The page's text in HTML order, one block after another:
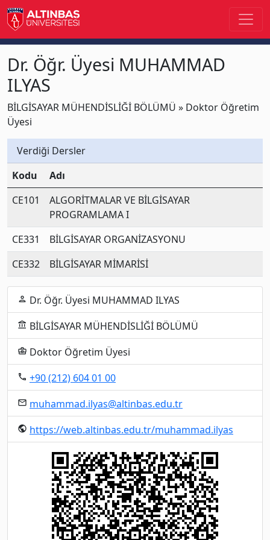
Dr. Öğr. Üyesi MUHAMMAD
ILYAS
BİLGİSAYAR MÜHENDİSLİĞİ BÖLÜMÜ » Doktor Öğretim
Üyesi
Verdiği Dersler
Kodu
Adı
CE101
ALGORİTMALAR VE BİLGİSAYAR
PROGRAMLAMA I
CE331
BİLGİSAYAR ORGANİZASYONU
CE332
BİLGİSAYAR MİMARİSİ
person Dr. Öğr. Üyesi MUHAMMAD ILYAS
account_balance BİLGİSAYAR MÜHENDİSLİĞİ BÖLÜMÜ
business_center Doktor Öğretim Üyesi
local_phone +90 (212) 604 01 00
email muhammad.ilyas@altinbas.edu.tr
public https://web.altinbas.edu.tr/muhammad.ilyas